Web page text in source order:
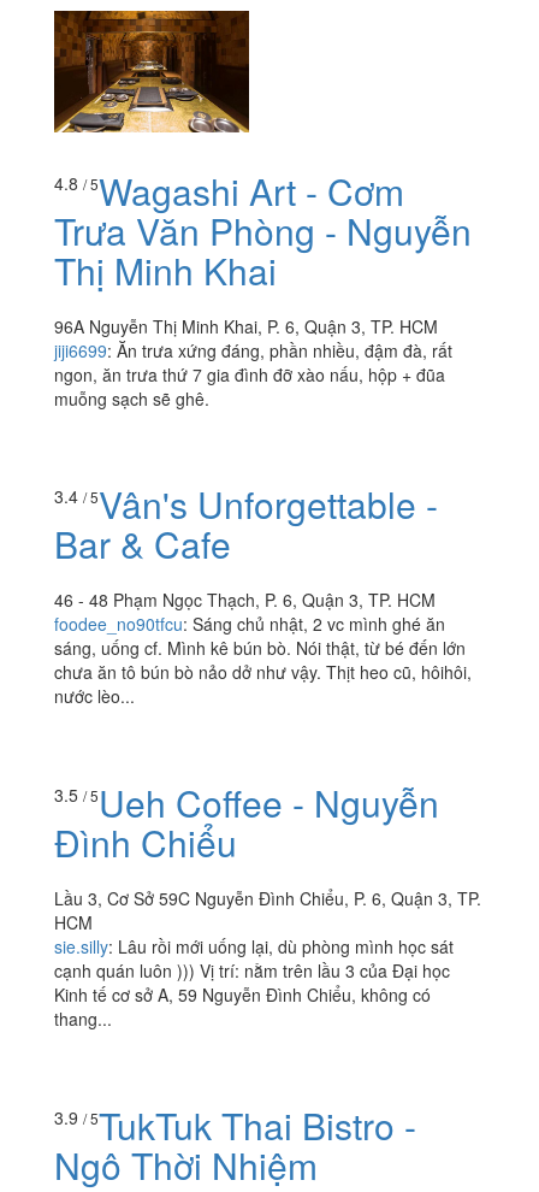
4.8 / 5Wagashi Art - Cơm
Trưa Văn Phòng - Nguyễn
Thị Minh Khai
96A Nguyễn Thị Minh Khai, P. 6, Quận 3, TP. HCM
jiji6699: Ăn trưa xứng đáng, phần nhiều, đậm đà, rất
ngon, ăn trưa thứ 7 gia đình đỡ xào nấu, hộp + đũa
muỗng sạch sẽ ghê.
3.4 / 5Vân's Unforgettable -
Bar & Cafe
46 - 48 Phạm Ngọc Thạch, P. 6, Quận 3, TP. HCM
foodee_no90tfcu: Sáng chủ nhật, 2 vc mình ghé ăn
sáng, uống cf. Mình kê bún bò. Nói thật, từ bé đến lớn
chưa ăn tô bún bò nảo dở như vậy. Thịt heo cũ, hôihôi,
nước lèo...
3.5 / 5Ueh Coffee - Nguyễn
Đình Chiểu
Lầu 3, Cơ Sở 59C Nguyễn Đình Chiểu, P. 6, Quận 3, TP.
HCM
sie.silly: Lâu rồi mới uống lại, dù phòng mình học sát
cạnh quán luôn ))) Vị trí: nằm trên lầu 3 của Đại học
Kinh tế cơ sở A, 59 Nguyễn Đình Chiểu, không có
thang...
3.9 / 5TukTuk Thai Bistro -
Ngô Thời Nhiệm